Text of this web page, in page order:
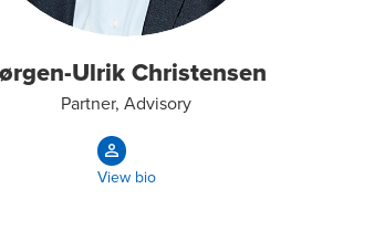
Ulrik Christensen
Partner, Advisory
View bio